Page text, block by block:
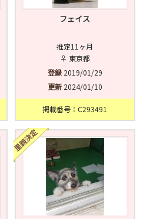
フェイス
推定11ヶ月
♀ 東京都
登録2019/01/29
更新2024/01/10
掲載番号：C293491